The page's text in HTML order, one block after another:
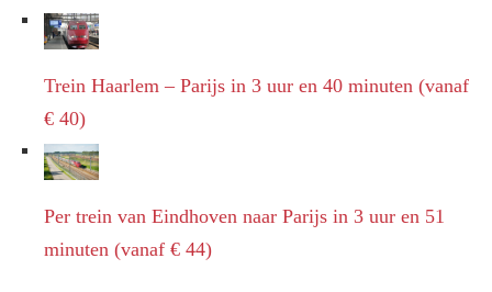
Trein Haarlem – Parijs in 3 uur en 40 minuten (vanaf
€ 40)
Per trein van Eindhoven naar Parijs in 3 uur en 51
minuten (vanaf € 44)